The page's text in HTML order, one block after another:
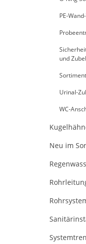
PE-
und
Urinal-
WC-
Neu im